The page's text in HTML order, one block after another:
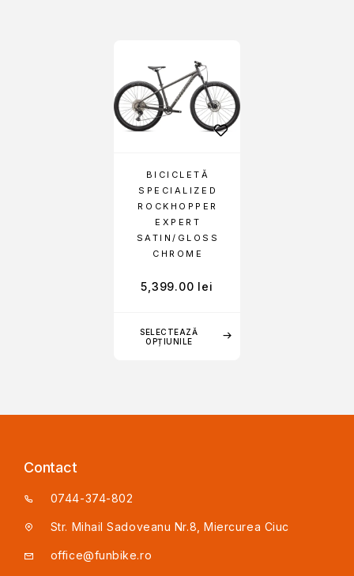
SELECTEAZĂ
OPȚIUNILE
BICICLETĂ
SPECIALIZED
ROCKHOPPER
EXPERT
SATIN/GLOSS
CHROME
5,399.00 lei
Contact
0744-374-802
Str. Mihail Sadoveanu Nr.8, Miercurea Ciuc
office@funbike.ro